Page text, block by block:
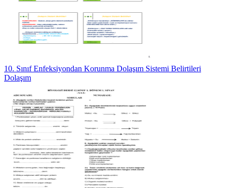
10. Sınıf Enfeksiyondan Korunma Dolaşım Sistemi Belirtileri
Dolaşım